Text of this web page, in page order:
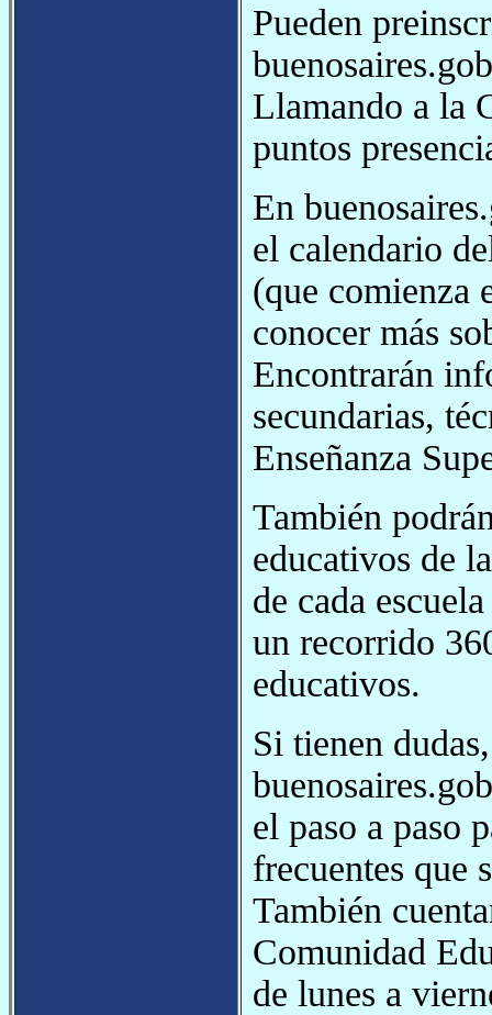
Pueden
Llamando a la
puntos
En
el calendario
(que comienza
conocer más
Encontrarán
secundarias,
Enseñanza
También
educativos de
de cada
un recorrido
educativos.
Si tienen
el paso a paso
frecuentes que
También
Comunidad
de lunes a